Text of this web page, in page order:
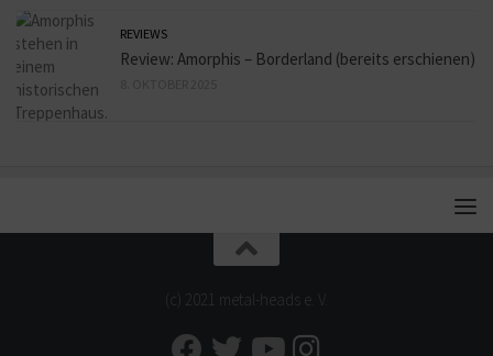
REVIEWS
Review: Amorphis – Borderland (bereits erschienen)
(c) 2021 metal-heads e. V.